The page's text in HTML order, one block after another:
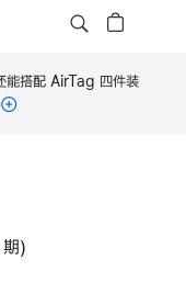
能搭配 AirTag 四件装
)